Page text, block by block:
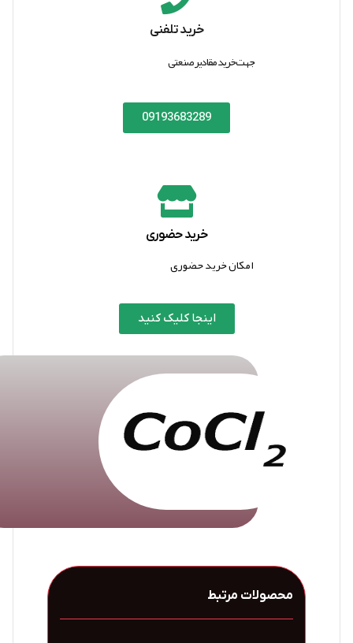
خرید تلفنی
جهت خرید مقادیر صنعتی
09193683289
خرید حضوری
امکان خرید حضوری
اینجا کلیک کنید
محصولات مرتبط